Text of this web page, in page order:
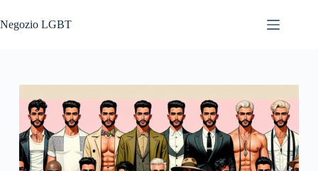
al
contenuto
Negozio LGBT